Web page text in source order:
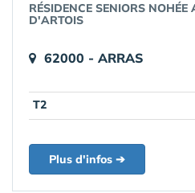
RÉSIDENCE SENIORS
D'ARTOIS
62000 - ARRAS
T2
Plus d'infos ➔